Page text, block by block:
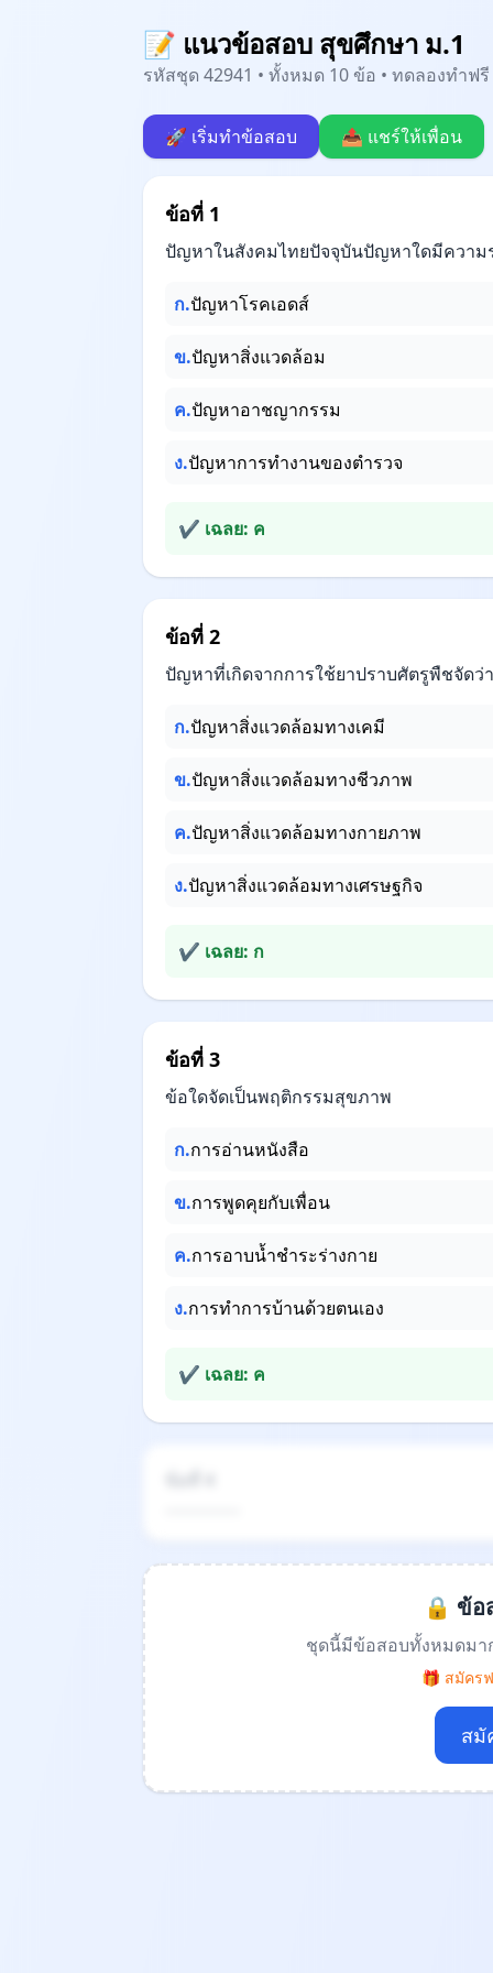
📝 แนวข้อสอบ สุขศึกษา ม.1
รหัสชุด 42941 • ทั้งหมด 10 ข้อ • ทดลองทำฟ
🚀 เริ่มทำข้อสอบ 📤 แชร์ให้เพื่อน
ข้อที่ 1
ปัญหาในสังคมไทยปัจจุบันปัญหาใดมีความ
ก.ปัญหาโรคเอดส์
ข.ปัญหาสิ่งแวดล้อม
ค.ปัญหาอาชญากรรม
ง.ปัญหาการทำงานของตำรวจ
✔ เฉลย: ค
ข้อที่ 2
ปัญหาที่เกิดจากการใช้ยาปราบศัตรูพืชจัด
ก.ปัญหาสิ่งแวดล้อมทางเคมี
ข.ปัญหาสิ่งแวดล้อมทางชีวภาพ
ค.ปัญหาสิ่งแวดล้อมทางกายภาพ
ง.ปัญหาสิ่งแวดล้อมทางเศรษฐกิจ
✔ เฉลย: ก
ข้อที่ 3
ข้อใดจัดเป็นพฤติกรรมสุขภาพ
ก.การอ่านหนังสือ
ข.การพูดคุยกับเพื่อน
ค.การอาบน้ำชำระร่างกาย
ง.การทำการบ้านด้วยตนเอง
✔ เฉลย: ค
🔒 ข้อ
ชุดนี้มีข้อสอบทั้งหมดมา
🎁 สมัคร
สมั